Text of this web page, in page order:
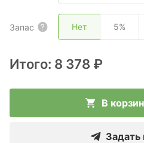
Запас Нет 5%
Итого: 8 378 ₽
В
Задать